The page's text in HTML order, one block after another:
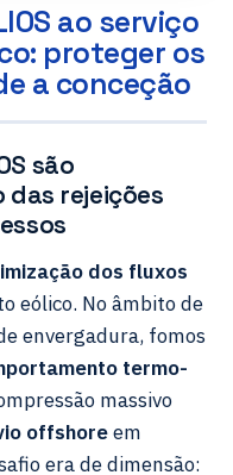
ao serviço
proteger os
a conceção
são
rejeições
dos fluxos
eólico. No âmbito de
envergadura, fomos
termo-
massivo
offshoreem
era de dimensão: